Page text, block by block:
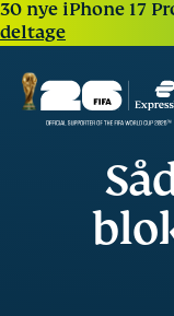
30 nye iPhone 17
deltage